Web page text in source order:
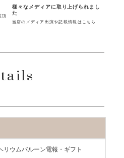
頂
様々なメディアに取り上げられまし
た
当店のメディア出演や記載情報はこちら
リウムバルーン電報・ギフト